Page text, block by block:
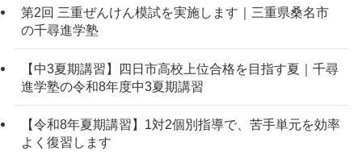
第2回 三重ぜんけん模試を実施します｜三重県桑名市
の千尋進学塾
【中3夏期講習】四日市高校上位合格を目指す夏｜千尋
進学塾の令和8年度中3夏期講習
【令和8年夏期講習】1対2個別指導で、苦手単元を効率
よく復習します